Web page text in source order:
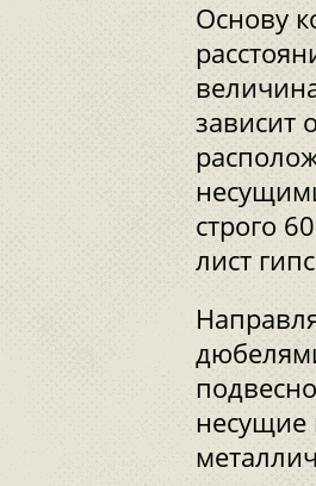
Основу
зависит
строго
лист
несущие